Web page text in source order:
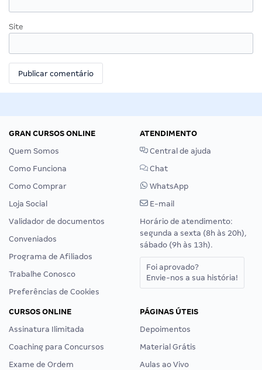
Site
GRAN CURSOS ONLINE
Quem Somos
Como Funciona
Como Comprar
Loja Social
Validador de documentos
Conveniados
Programa de Afiliados
Trabalhe Conosco
Preferências de Cookies
ATENDIMENTO
Central de ajuda
Chat
WhatsApp
E-mail
Horário de atendimento:
segunda a sexta (8h às 20h),
sábado (9h às 13h).
Foi aprovado?
Envie-nos a sua história!
CURSOS ONLINE
Assinatura Ilimitada
Coaching para Concursos
Exame de Ordem
PÁGINAS ÚTEIS
Depoimentos
Material Grátis
Aulas ao Vivo